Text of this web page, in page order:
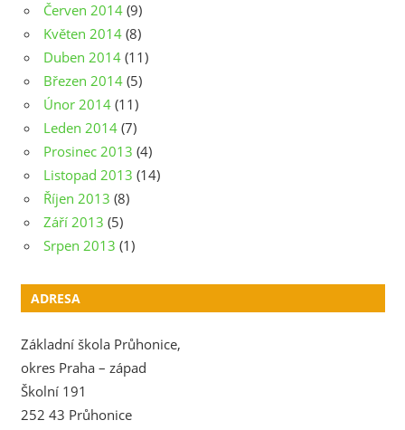
Červen 2014 (9)
Květen 2014 (8)
Duben 2014 (11)
Březen 2014 (5)
Únor 2014 (11)
Leden 2014 (7)
Prosinec 2013 (4)
Listopad 2013 (14)
Říjen 2013 (8)
Září 2013 (5)
Srpen 2013 (1)
ADRESA
Základní škola Průhonice,
okres Praha – západ
Školní 191
252 43 Průhonice